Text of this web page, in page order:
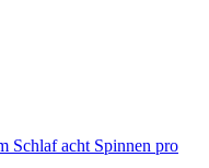
Schlaf acht Spinnen pro